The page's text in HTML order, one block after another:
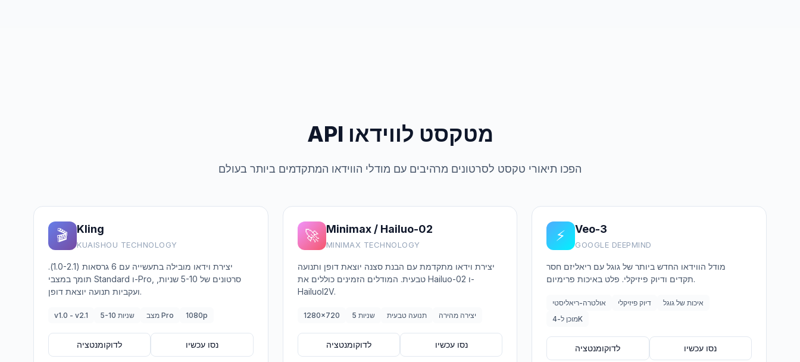
API מטקסט לווידאו
הפכו תיאורי טקסט לסרטונים מרהיבים עם מודלי הווידאו המתקדמים ביותר בעולם
🎬 Kling
KUAISHOU TECHNOLOGY
יצירת וידאו מובילה בתעשייה עם 6 גרסאות (1.0-2.1).
תומך במצבי Standard ו-Pro, סרטונים של 5-10 שניות,
ועקביות תנועה יוצאת דופן.
v1.0 - v2.1 5-10 שניות מצב Pro 1080p
לדוקומנטציה נסו עכשיו
🚀 Minimax / Hailuo-02
MINIMAX TECHNOLOGY
יצירת וידאו מתקדמת עם הבנת סצנה יוצאת דופן ותנועה
טבעית. המודלים הזמינים כוללים את Hailuo-02 ו-
HailuoI2V.
1280x720 5 שניות תנועה טבעית יצירה מהירה
לדוקומנטציה נסו עכשיו
⚡ Veo-3
GOOGLE DEEPMIND
מודל הווידאו החדש ביותר של גוגל עם ריאליזם חסר
תקדים ודיוק פיזיקלי. פלט באיכות פרימיום.
אולטרה-ריאליסטי דיוק פיזיקלי
איכות של גוגל
מוכן ל-4K
לדוקומנטציה נסו עכשיו